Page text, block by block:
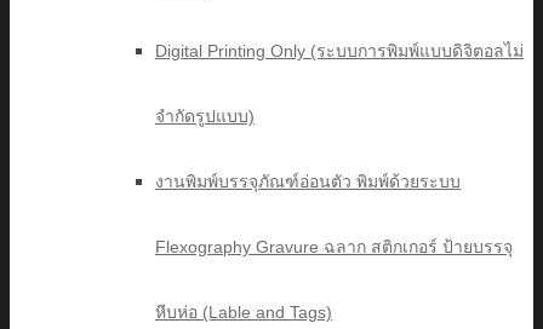
Digital Printing Only (ระบบการพิมพ์แบบดิจิตอลไม่
จำกัดรูปแบบ)
งานพิมพ์บรรจุภัณฑ์อ่อนตัว พิมพ์ด้วยระบบ
Flexography Gravure ฉลาก สติกเกอร์ ป้ายบรรจุ
หีบห่อ (Lable and Tags)